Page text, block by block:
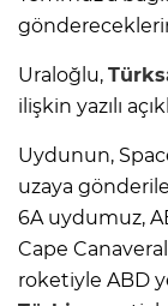
Uraloğlu,
ilişkin yazılı
Uydunun,
uzaya
6A uydumuz,
Cape
roketiyle ABD